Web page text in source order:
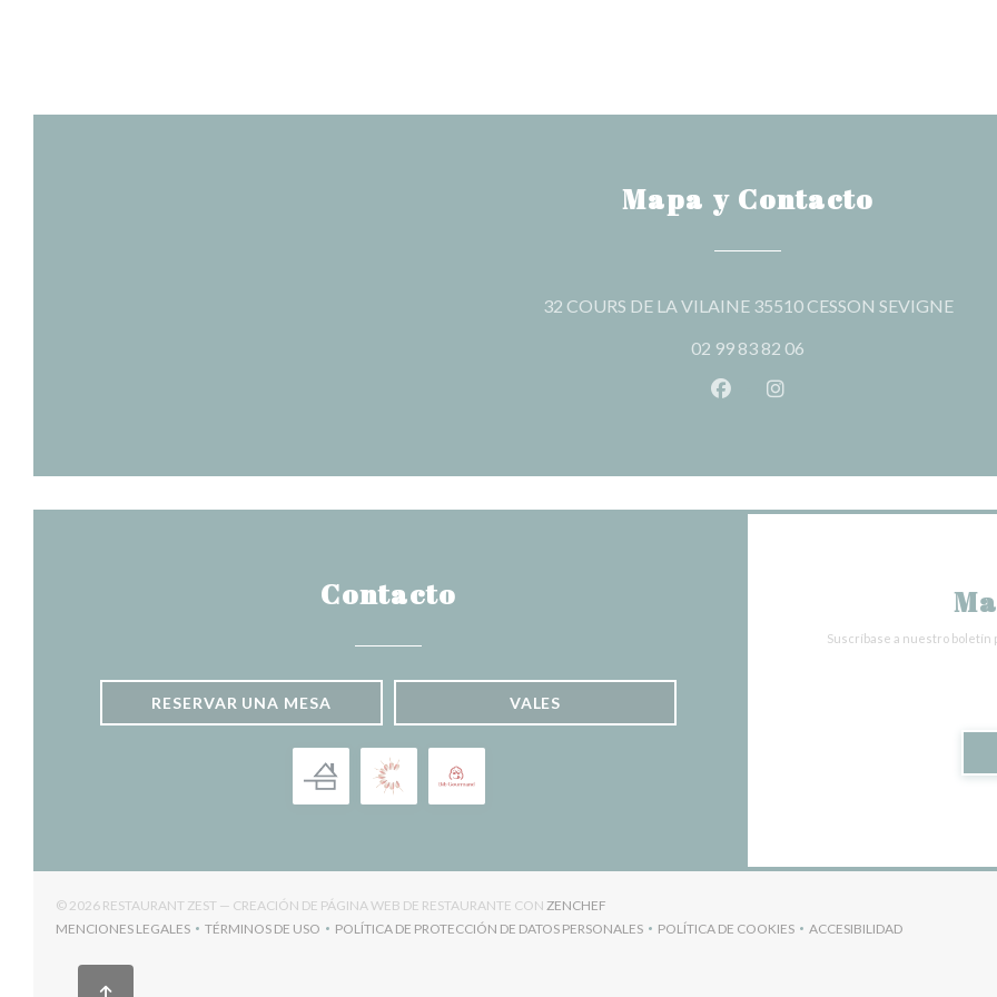
Mapa y Contacto
32 COURS DE LA VILAINE 35510 CESSON SEVIGNE
02 99 83 82 06
Facebook ((abre en una nueva
Instagram ((abre en una
Contacto
RESERVAR UNA MESA VALES
Suscríbase a nuestro
© 2026 RESTAURANT ZEST — CREACIÓN DE PÁGINA WEB DE RESTAURANTE CON ZENCHEF
MENCIONES LEGALES
((ABRE EN UNA NUEVA VENTANA))
TÉRMINOS DE USO
((ABRE EN UNA NUEVA VENTANA))
POLÍTICA DE PROTECCIÓN DE DATOS PERSONALES
((ABRE EN UNA NUEVA VENTANA))
POLÍTICA DE COOKIES
((ABRE EN UNA NUEVA VENTANA))
ACCESIBILIDAD
((ABRE EN UNA NUEVA